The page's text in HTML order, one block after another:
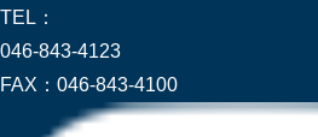
TEL：
046-843-4123
FAX： 046-843-4100